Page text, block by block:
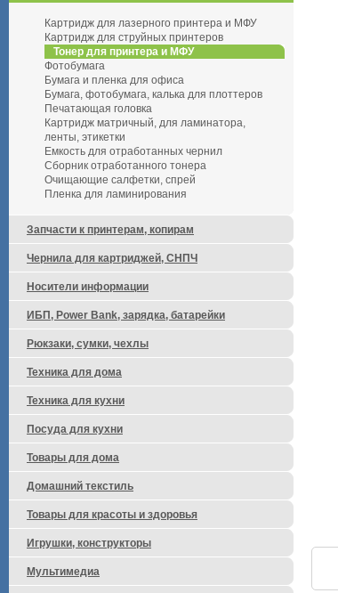
Картридж для лазерного принтера и МФУ
Картридж для струйных принтеров
Тонер для принтера и МФУ
Фотобумага
Бумага и пленка для офиса
Бумага, фотобумага, калька для плоттеров
Печатающая головка
Картридж матричный, для ламинатора,
ленты, этикетки
Емкость для отработанных чернил
Сборник отработанного тонера
Очищающие салфетки, спрей
Пленка для ламинирования
Запчасти к принтерам, копирам
Чернила для картриджей, СНПЧ
Носители информации
ИБП, Power Bank, зарядка, батарейки
Рюкзаки, сумки, чехлы
Техника для дома
Техника для кухни
Посуда для кухни
Товары для дома
Домашний текстиль
Товары для красоты и здоровья
Игрушки, конструкторы
Мультимедиа